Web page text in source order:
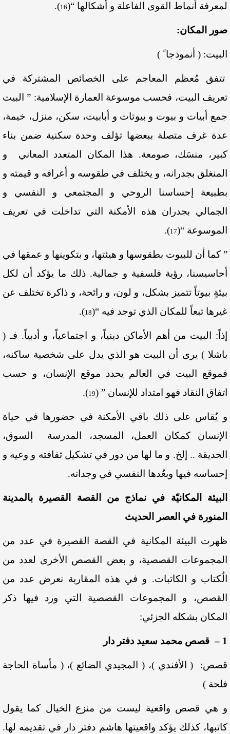
لمعرفة أنماط القوى الفاعلة و أشكالها “(
16
)
.
صور المكان:
البيت: ( أنموذجا ً )
تتفق مُعظم المعاجم على الخصائص المشتركة في
تعريف البيت، فحسب موسوعة العمارة الإسلامية: ” البيت
جمع أبيات و بيوت و بيوتات و أبابيت، سكن، منزل، خيمة،
عدة غرف متصلة ببعضها تؤلف وحدة سكنية ضمن بناء
كبير، منسَك، صومعة. هذا المكان المتعدد المعاني و
المنغلق بجدرانه، و يختلف في طقوسه و أعرافه و قيمته و
بطبيعة إحساسنا الروحي و المجتمعي و النفسي و
الجمالي بجدران هذه الأمكنة التي تداخلت في تعريف
الموسوعة “(
17
)
.
” كما أن للبيوت بطقوسها و هيئتها، و بتكوينها و عمقها في
أحاسيسنا، رؤية فلسفية و جمالية. ذلك ما يؤكد أن لكل
بيئةٍ بيوتاً تتميز بشكل، و لون، و رائحة، و ذاكرة تختلف عن
غيرها تبعاً للمكان الذي توجد فيه “(
18
)
.
إذاً: البيت من أهم الأماكن دينياً، و اجتماعياً، و أدبياً. فـ (
باشلا ) يرى أن البيت هو الذي يدل على شخصية ساكنه،
فموقع البيت في العالم يحدد موقع الإنسان، و حسب
اتفاق النقاد فهو امتداد للإنسان ” (
19
)
.
و يُقاس على ذلك باقي الأمكنة في حضورها في حياة
الإنسان كمكان العمل، المسجد، المدرسة السوق،
الحديقة .. إلخ. و ما لها من دور في تشكيل ثقافته و وعيه و
إحساسه فيها وبعُدها النفسي في وجدانه.
البيئة المكانيّة في نماذج من القصة القصيرة بالمدينة
المنورة في العصر الحديث
ظهرت البيئة المكانية في القصة القصيرة في عدد من
المجموعات القصصية، و بعض القصص الأخرى لعدد من
الُكتاب و الكاتبات. و في هذه المقاربة نعرض عدد من
القصص، و المجموعات القصصية التي ورد فيها ذكر
المكان بشكله الجزئي:
1 – قصص محمد سعيد دفتر دار
قصص: ( الأفندي )، ( المجيدي الضائع )، ( مأساة الحاجة
فلحة )
و هي قصص واقعية ليست من منزع الخيال كما يقول
كاتبها، كذلك يؤكد واقعيتها هاشم دفتر دار في تقديمه لها.